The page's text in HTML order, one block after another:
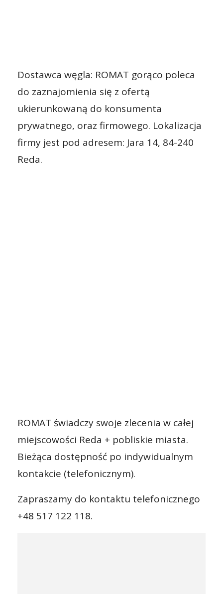
Dostawca węgla: ROMAT gorąco poleca
do zaznajomienia się z ofertą
ukierunkowaną do konsumenta
prywatnego, oraz firmowego. Lokalizacja
firmy jest pod adresem: Jara 14, 84-240
Reda.
ROMAT świadczy swoje zlecenia w całej
miejscowości Reda + pobliskie miasta.
Bieżąca dostępność po indywidualnym
kontakcie (telefonicznym).
Zapraszamy do kontaktu telefonicznego
+48 517 122 118.